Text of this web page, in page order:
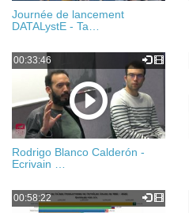
Journée de lancement
DATALystE - Ta…
00:33:46
Rodrigo Blanco Calderón -
Ecrivain …
00:58:22